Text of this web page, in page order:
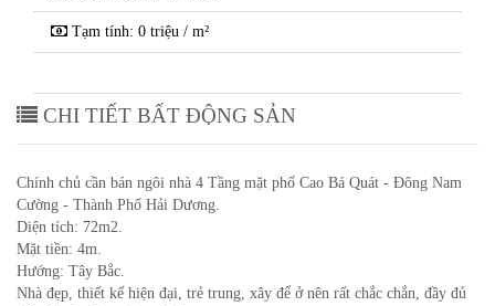
Tạm tính: 0 triệu / m²
CHI TIẾT BẤT ĐỘNG SẢN
Chính chủ cần bán ngôi nhà 4 Tầng mặt phố Cao Bá Quát - Đông Nam
Cường - Thành Phố Hải Dương.
Diện tích: 72m2.
Mặt tiền: 4m.
Hướng: Tây Bắc.
Nhà đẹp, thiết kế hiện đại, trẻ trung, xây để ở nên rất chắc chắn, đầy đủ